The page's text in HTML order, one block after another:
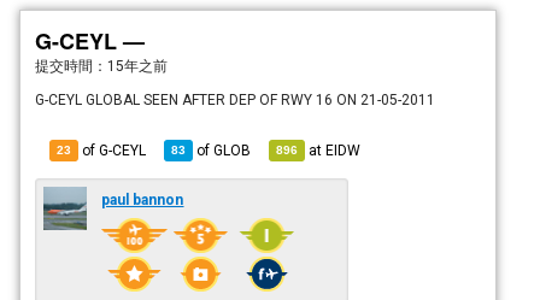
G-CEYL —
提交時間： 15年之前
G-CEYL GLOBAL SEEN AFTER DEP OF RWY 16 ON 21-05-2011
23 of G-CEYL 83 ofGLOB 896 atEIDW
paul bannon